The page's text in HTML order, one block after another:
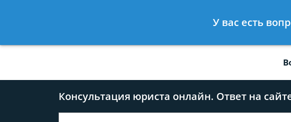
8 812 509-27-47
Консультация юриста онлайн. Ответ на
У вас есть